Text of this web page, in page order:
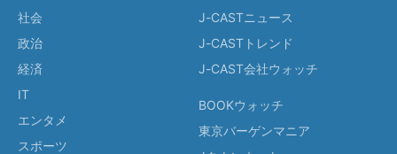
社会
政治
経済
IT
エンタメ
スポーツ
J-CASTニュース
J-CASTトレンド
J-CAST会社ウォッチ
BOOKウォッチ
東京バーゲンマニア